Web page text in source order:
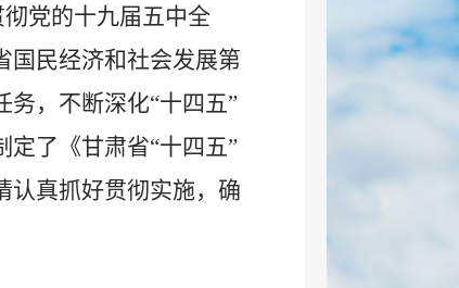
党的十九届五中全
国民经济和社会发展第
，不断深化“十四五”
定了《甘肃省“十四五”
认真抓好贯彻实施，确